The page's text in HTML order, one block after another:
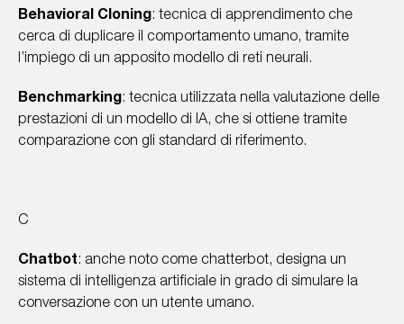
Behavioral Cloning: tecnica di apprendimento che
cerca di duplicare il comportamento umano, tramite
l’impiego di un apposito modello di reti neurali.
Benchmarking: tecnica utilizzata nella valutazione delle
prestazioni di un modello di IA, che si ottiene tramite
comparazione con gli standard di riferimento.
C
Chatbot: anche noto come chatterbot, designa un
sistema di intelligenza artificiale in grado di simulare la
conversazione con un utente umano.